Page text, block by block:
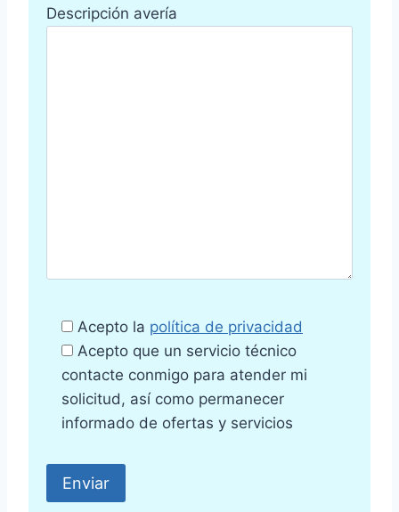
Descripción avería
Acepto la política de privacidad
Acepto que un servicio técnico
contacte conmigo para atender mi
solicitud, así como permanecer
informado de ofertas y servicios